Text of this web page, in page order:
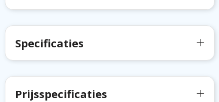
Specificaties
Prijsspecificaties